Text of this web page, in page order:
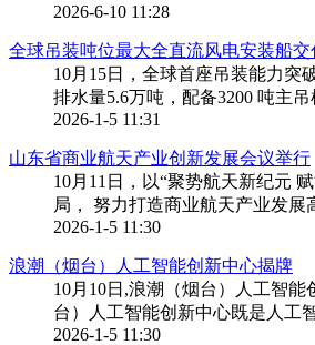
2026-6-10 11:28
全球吊装吨位最大全直流风电安装船交
10月15日，全球首座吊装能力
排水量5.6万吨，配备3200 吨主吊
2026-1-5 11:31
山东省商业航天产业创新发展会议举行
10月11日，以“聚势航天新纪元
局， 努力打造商业航天产业发展
2026-1-5 11:30
浪潮（烟台）人工智能创新中心揭牌
10月10日,浪潮（烟台）人工智
台）人工智能创新中心既是人工
2026-1-5 11:30